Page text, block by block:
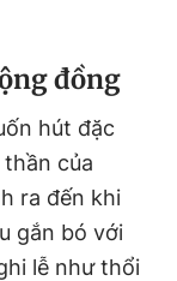
cáo
Chính sách bảo
đồng
hút đặc
của
ra đến khi
gắn bó với
lễ như thổi